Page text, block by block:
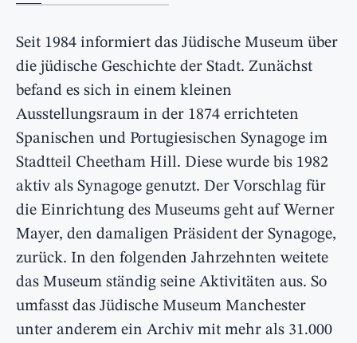
Seit 1984 informiert das Jüdische Museum über
die jüdische Geschichte der Stadt. Zunächst
befand es sich in einem kleinen
Ausstellungsraum in der 1874 errichteten
Spanischen und Portugiesischen Synagoge im
Stadtteil Cheetham Hill. Diese wurde bis 1982
aktiv als Synagoge genutzt. Der Vorschlag für
die Einrichtung des Museums geht auf Werner
Mayer, den damaligen Präsident der Synagoge,
zurück. In den folgenden Jahrzehnten weitete
das Museum ständig seine Aktivitäten aus. So
umfasst das Jüdische Museum Manchester
unter anderem ein Archiv mit mehr als 31.000